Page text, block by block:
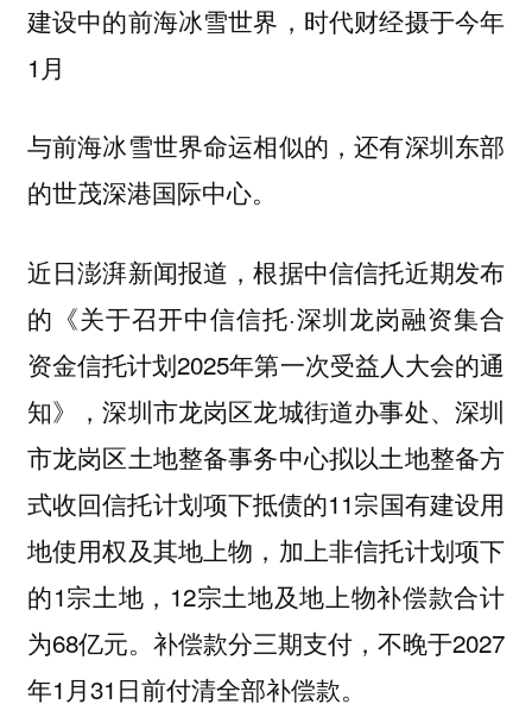
建设中的前海冰雪世界，时代财经摄于今年
1月
与前海冰雪世界命运相似的，还有深圳东部
的世茂深港国际中心。
近日澎湃新闻报道，根据中信信托近期发布
的《关于召开中信信托·深圳龙岗融资集合
资金信托计划2025年第一次受益人大会的通
知》，深圳市龙岗区龙城街道办事处、深圳
市龙岗区土地整备事务中心拟以土地整备方
式收回信托计划项下抵债的11宗国有建设用
地使用权及其地上物，加上非信托计划项下
的1宗土地，12宗土地及地上物补偿款合计
为68亿元。补偿款分三期支付，不晚于2027
年1月31日前付清全部补偿款。